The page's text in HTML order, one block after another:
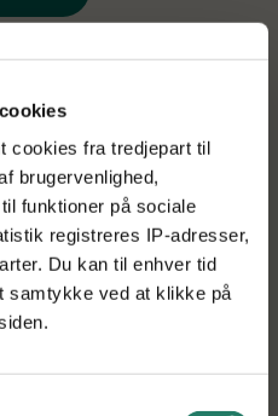
cookies fra tredjepart til
brugervenlighed,
funktioner på sociale
registreres IP-adresser,
Du kan til enhver tid
ved at klikke på